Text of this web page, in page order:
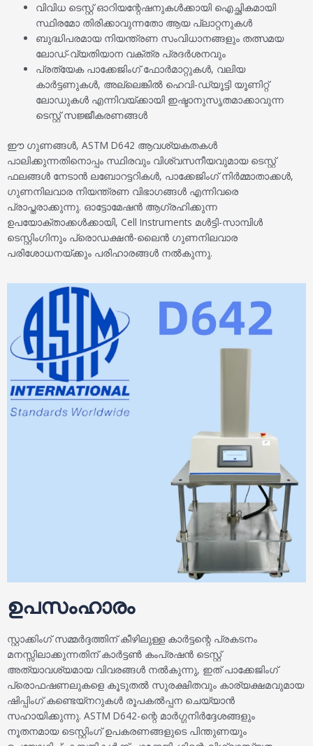
വിവിധ ടെസ്റ്റ് ഓറിയന്റേഷനുകൾക്കായി ഐച്ഛികമായി
സ്ഥിരമോ തിരിക്കാവുന്നതോ ആയ പ്ലാറ്റനുകൾ
ബുദ്ധിപരമായ നിയന്ത്രണ സംവിധാനങ്ങളും തത്സമയ
ലോഡ്-വ്യതിയാന വക്ത്ര പ്രദർശനവും
പ്രത്യേക പാക്കേജിംഗ് ഫോർമാറ്റുകൾ, വലിയ
കാർട്ടണുകൾ, അല്ലെങ്കിൽ ഹെവി-ഡ്യൂട്ടി യൂണിറ്റ്
ലോഡുകൾ എന്നിവയ്ക്കായി ഇഷ്ടാനുസൃതമാക്കാവുന്ന
ടെസ്റ്റ് സജ്ജീകരണങ്ങൾ
ഈ ഗുണങ്ങൾ, ASTM D642 ആവശ്യകതകൾ
പാലിക്കുന്നതിനൊപ്പം സ്ഥിരവും വിശ്വസനീയവുമായ ടെസ്റ്റ്
ഫലങ്ങൾ നേടാൻ ലബോറട്ടറികൾ, പാക്കേജിംഗ് നിർമ്മാതാക്കൾ,
ഗുണനിലവാര നിയന്ത്രണ വിഭാഗങ്ങൾ എന്നിവരെ
പ്രാപ്തരാക്കുന്നു. ഓട്ടോമേഷൻ ആഗ്രഹിക്കുന്ന
ഉപയോക്താക്കൾക്കായി, Cell Instruments മൾട്ടി-സാമ്പിൾ
ടെസ്റ്റിംഗിനും പ്രൊഡക്ഷൻ-ലൈൻ ഗുണനിലവാര
പരിശോധനയ്ക്കും പരിഹാരങ്ങൾ നൽകുന്നു.
ഉപസംഹാരം
സ്റ്റാക്കിംഗ് സമ്മർദ്ദത്തിന് കീഴിലുള്ള കാർട്ടന്റെ പ്രകടനം
മനസ്സിലാക്കുന്നതിന് കാർട്ടൺ കംപ്രഷൻ ടെസ്റ്റ്
അത്യാവശ്യമായ വിവരങ്ങൾ നൽകുന്നു, ഇത് പാക്കേജിംഗ്
പ്രൊഫഷണലുകളെ കൂടുതൽ സുരക്ഷിതവും കാര്യക്ഷമവുമായ
ഷിപ്പിംഗ് കണ്ടെയ്‌നറുകൾ രൂപകൽപ്പന ചെയ്യാൻ
സഹായിക്കുന്നു. ASTM D642-ന്റെ മാർഗ്ഗനിർദ്ദേശങ്ങളും
നൂതനമായ ടെസ്റ്റിംഗ് ഉപകരണങ്ങളുടെ പിന്തുണയും